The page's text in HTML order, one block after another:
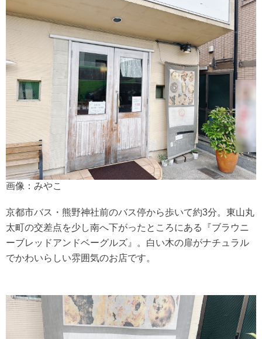
画像：みやこ
京都市バス・熊野神社前のバス停から歩いて約3分。東山丸
太町の交差点を少し南へ下がったところにある『ブラウニ
ーブレッドアンドベーグルズ』。白い木の扉がナチュラル
でかわいらしい雰囲気のお店です。